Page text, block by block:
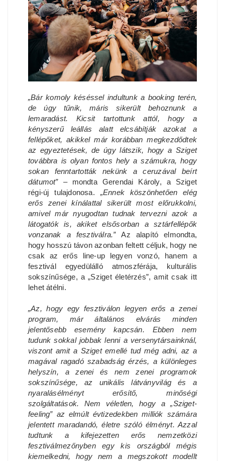
„Bár komoly késéssel indultunk a booking terén,
de úgy tűnik, máris sikerült behoznunk a
lemaradást. Kicsit tartottunk attól, hogy a
kényszerű leállás alatt elcsábítják azokat a
fellépőket, akikkel már korábban megkezdődtek
az egyeztetések, de úgy látszik, hogy a Sziget
továbbra is olyan fontos hely a számukra, hogy
sokan fenntartották nekünk a ceruzával beírt
dátumot”– mondta Gerendai Károly, a Sziget
régi-új tulajdonosa. „Ennek köszönhetően elég
erős zenei kínálattal sikerült most előrukkolni,
amivel már nyugodtan tudnak tervezni azok a
látogatók is, akiket elsősorban a sztárfellépők
vonzanak a fesztiválra.”Az alapító elmondta,
hogy hosszú távon azonban feltett céljuk, hogy ne
csak az erős line-up legyen vonzó, hanem a
fesztivál egyedülálló atmoszférája, kulturális
sokszínűsége, a „Sziget életérzés”, amit csak itt
lehet átélni.
„Az, hogy egy fesztiválon legyen erős a zenei
program, már általános elvárás minden
jelentősebb esemény kapcsán. Ebben nem
tudunk sokkal jobbak lenni a versenytársainknál,
viszont amit a Sziget emellé tud még adni, az a
magával ragadó szabadság érzés, a különleges
helyszín, a zenei és nem zenei programok
sokszínűsége, az unikális látványvilág és a
nyaralásélményt erősítő, minőségi
szolgáltatások. Nem véletlen, hogy a „Sziget-
feeling” az elmúlt évtizedekben milliók számára
jelentett maradandó, életre szóló élményt. Azzal
tudtunk a kifejezetten erős nemzetközi
fesztiválmezőnyben egy kis országból mégis
kiemelkedni, hogy nem a megszokott modellt